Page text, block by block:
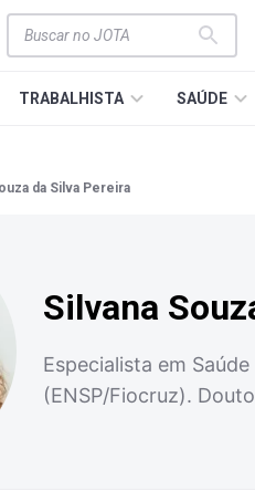
TRABALHISTA SAÚDE
da Silva Pereira
Silvana
Especialista em
(ENSP/Fiocruz).